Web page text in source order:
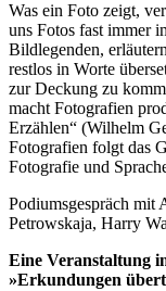
Was ein Foto zeigt,
uns Fotos fast immer
Bildlegenden,
restlos in Worte
zur Deckung zu
macht Fotografien
Erzählen“ (Wilhelm
Fotografien folgt das
Fotografie und
Podiumsgespräch mit
Petrowskaja, Harry
Eine Veranstaltung
»Erkundungen